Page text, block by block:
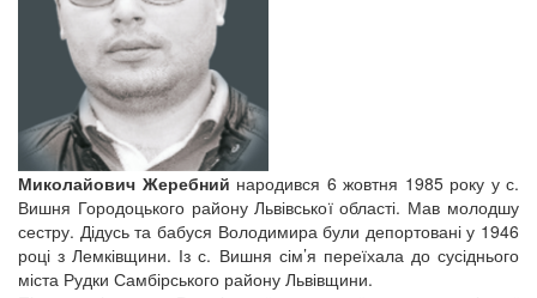
Миколайович Жеребний народився 6 жовтня 1985 року у с.
Вишня Городоцького району Львівської області. Мав молодшу
сестру. Дідусь та бабуся Володимира були депортовані у 1946
році з Лемківщини. Із с. Вишня сім’я переїхала до сусіднього
міста Рудки Самбірського району Львівщини.